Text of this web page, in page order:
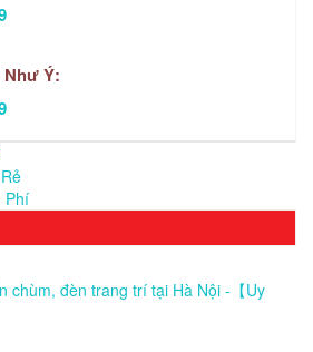
Ý:
Phí
chùm, đèn trang trí tại Hà Nội -【Uy